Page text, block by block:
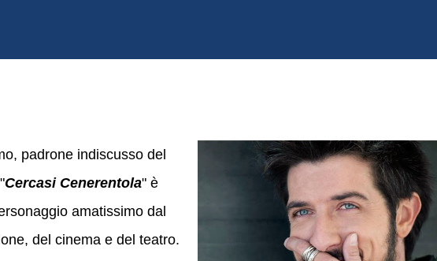
padrone indiscusso del
Cercasi Cenerentola" è
amatissimo dal
del cinema e del teatro.